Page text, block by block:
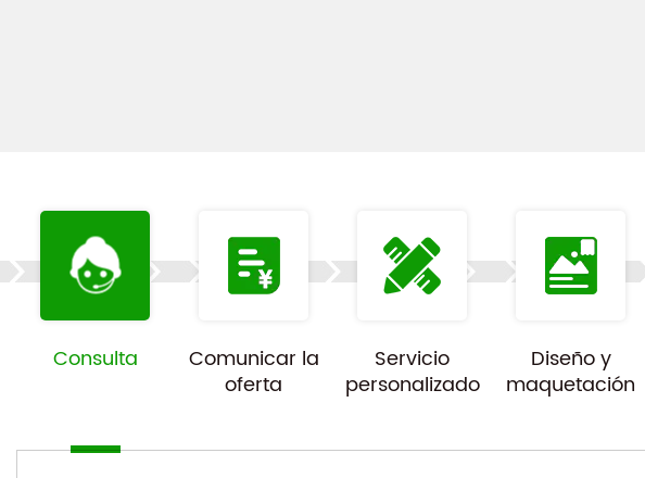
Consulta
Comunicar la
oferta
Servicio
personalizado
Diseño y
maquetación